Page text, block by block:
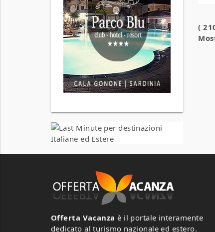
(
Offerta Vacanza è il portale interamente
dedicato al turismo nazionale ed estero.